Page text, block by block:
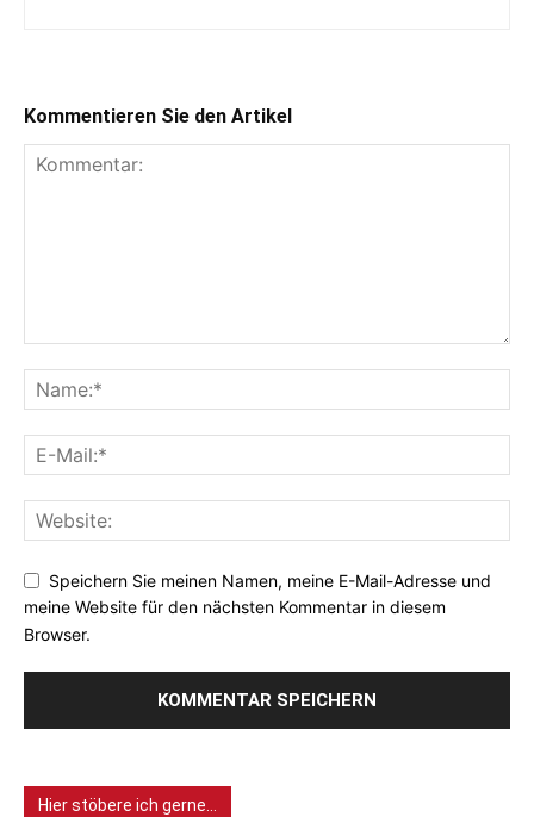
Kommentieren Sie den Artikel
Speichern Sie meinen Namen, meine E-Mail-Adresse und
meine Website für den nächsten Kommentar in diesem
Browser.
Hier stöbere ich gerne…